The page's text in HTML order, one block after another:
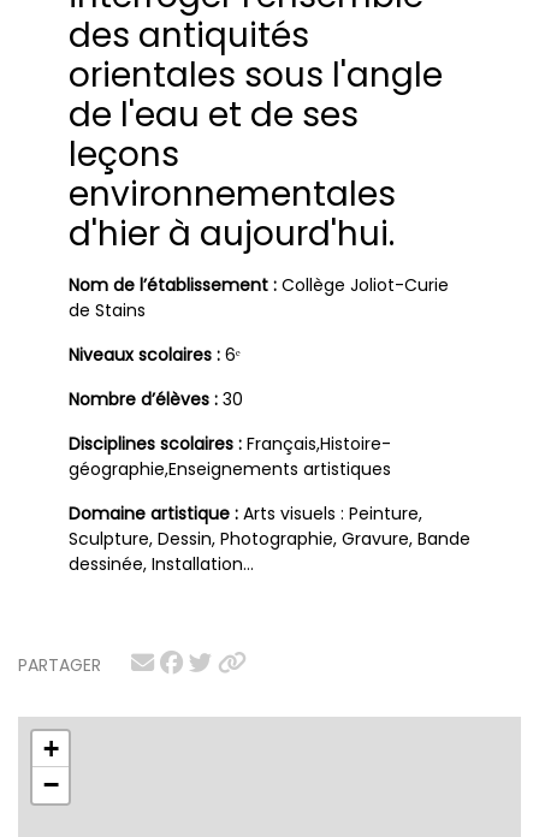
PARTAGER
+
−
des antiquités
orientales sous l'angle
de l'eau et de ses
leçons
environnementales
d'hier à aujourd'hui.
Nom de l’établissement : Collège Joliot-Curie
de Stains
Niveaux scolaires : 6ᵉ
Nombre d’élèves : 30
Disciplines scolaires : Français,Histoire-
géographie,Enseignements artistiques
Domaine artistique : Arts visuels : Peinture,
Sculpture, Dessin, Photographie, Gravure, Bande
dessinée, Installation…